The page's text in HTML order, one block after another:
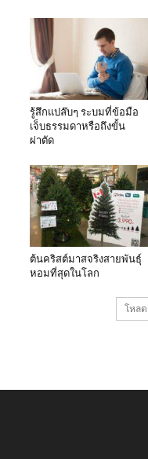
รู้สึกแปล๊บๆ ระบมที่ข้อมือ
เจ็บธรรมดาหรือถึงขั้น
ผ่าตัด
ต้นคริสต์มาสจริงสายพันธุ์
หอมที่สุดในโลก
โหล